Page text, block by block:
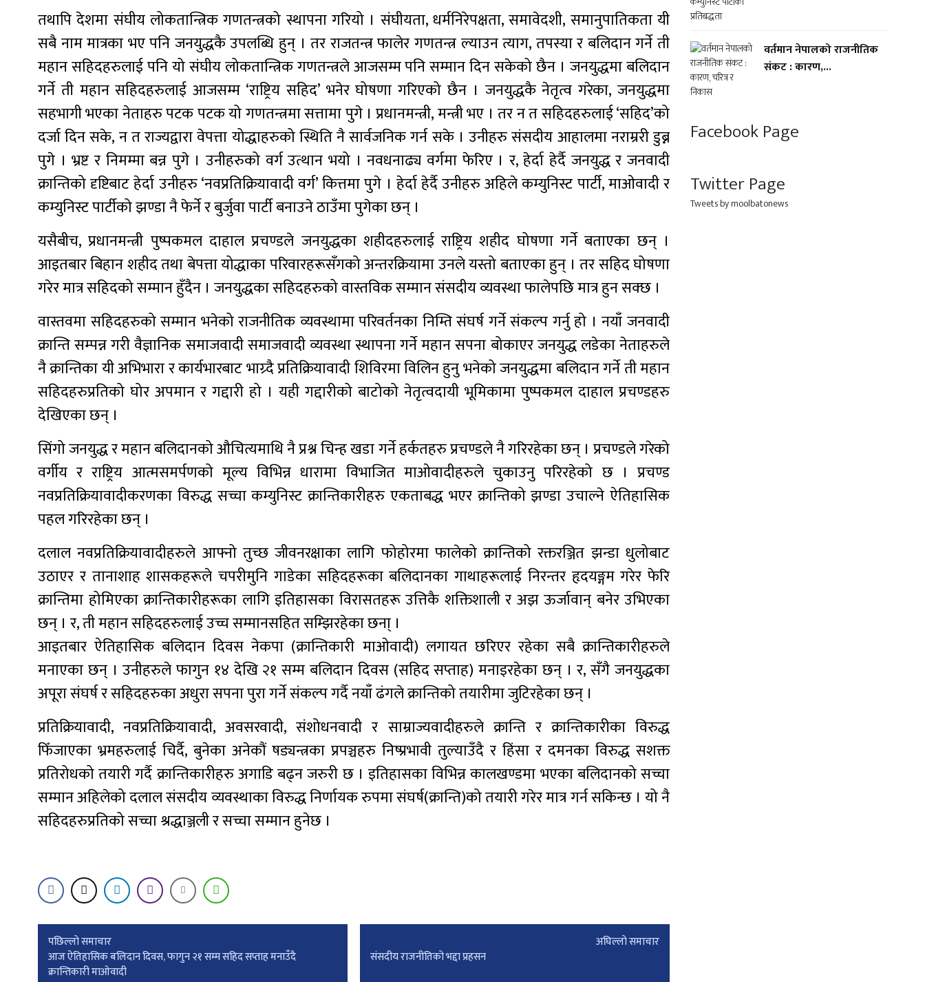
तथापि देशमा संघीय लोकतान्त्रिक गणतन्त्रको स्थापना गरियो । संघीयता, धर्मनिरेपक्षता, समावेदशी, समानुपातिकता यी
सबै नाम मात्रका भए पनि जनयुद्धकै उपलब्धि हुन् । तर राजतन्त्र फालेर गणतन्त्र ल्याउन त्याग, तपस्या र बलिदान गर्ने ती
महान सहिदहरुलाई पनि यो संघीय लोकतान्त्रिक गणतन्त्रले आजसम्म पनि सम्मान दिन सकेको छैन । जनयुद्धमा बलिदान
गर्ने ती महान सहिदहरुलाई आजसम्म ‘राष्ट्रिय सहिद’ भनेर घोषणा गरिएको छैन । जनयुद्धकै नेतृत्व गरेका, जनयुद्धमा
सहभागी भएका नेताहरु पटक पटक यो गणतन्त्रमा सत्तामा पुगे । प्रधानमन्त्री, मन्त्री भए । तर न त सहिदहरुलाई ‘सहिद’को
दर्जा दिन सके, न त राज्यद्वारा वेपत्ता योद्धाहरुको स्थिति नै सार्वजनिक गर्न सके । उनीहरु संसदीय आहालमा नराम्ररी डुब्न
पुगे । भ्रष्ट र निमम्मा बन्न पुगे । उनीहरुको वर्ग उत्थान भयो । नवधनाढ्य वर्गमा फेरिए । र, हेर्दा हेर्दै जनयुद्ध र जनवादी
क्रान्तिको दृष्टिबाट हेर्दा उनीहरु ‘नवप्रतिक्रियावादी वर्ग’ कित्तमा पुगे । हेर्दा हेर्दै उनीहरु अहिले कम्युनिस्ट पार्टी, माओवादी र
कम्युनिस्ट पार्टीको झण्डा नै फेर्ने र बुर्जुवा पार्टी बनाउने ठाउँमा पुगेका छन् ।
यसैबीच, प्रधानमन्त्री पुष्पकमल दाहाल प्रचण्डले जनयुद्धका शहीदहरुलाई राष्ट्रिय शहीद घोषणा गर्ने बताएका छन् ।
आइतबार बिहान शहीद तथा बेपत्ता योद्धाका परिवारहरूसँगको अन्तरक्रियामा उनले यस्तो बताएका हुन् । तर सहिद घोषणा
गरेर मात्र सहिदको सम्मान हुँदैन । जनयुद्धका सहिदहरुको वास्तविक सम्मान संसदीय व्यवस्था फालेपछि मात्र हुन सक्छ ।
वास्तवमा सहिदहरुको सम्मान भनेको राजनीतिक व्यवस्थामा परिवर्तनका निम्ति संघर्ष गर्ने संकल्प गर्नु हो । नयाँ जनवादी
क्रान्ति सम्पन्न गरी वैज्ञानिक समाजवादी समाजवादी व्यवस्था स्थापना गर्ने महान सपना बोकाएर जनयुद्ध लडेका नेताहरुले
नै क्रान्तिका यी अभिभारा र कार्यभारबाट भाग्र्दै प्रतिक्रियावादी शिविरमा विलिन हुनु भनेको जनयुद्धमा बलिदान गर्ने ती महान
सहिदहरुप्रतिको घोर अपमान र गद्दारी हो । यही गद्दारीको बाटोको नेतृत्वदायी भूमिकामा पुष्पकमल दाहाल प्रचण्डहरु
देखिएका छन् ।
सिंगो जनयुद्ध र महान बलिदानको औचित्यमाथि नै प्रश्न चिन्ह खडा गर्ने हर्कतहरु प्रचण्डले नै गरिरहेका छन् । प्रचण्डले गरेको
वर्गीय र राष्ट्रिय आत्मसमर्पणको मूल्य विभिन्न धारामा विभाजित माओवादीहरुले चुकाउनु परिरहेको छ । प्रचण्ड
नवप्रतिक्रियावादीकरणका विरुद्ध सच्चा कम्युनिस्ट क्रान्तिकारीहरु एकताबद्ध भएर क्रान्तिको झण्डा उचाल्ने ऐतिहासिक
पहल गरिरहेका छन् ।
दलाल नवप्रतिक्रियावादीहरुले आफ्नो तुच्छ जीवनरक्षाका लागि फोहोरमा फालेको क्रान्तिको रक्तरञ्जित झन्डा धुलोबाट
उठाएर र तानाशाह शासकहरूले चपरीमुनि गाडेका सहिदहरूका बलिदानका गाथाहरूलाई निरन्तर हृदयङ्गम गरेर फेरि
क्रान्तिमा होमिएका क्रान्तिकारीहरूका लागि इतिहासका विरासतहरू उत्तिकै शक्तिशाली र अझ ऊर्जावान् बनेर उभिएका
छन् । र, ती महान सहिदहरुलाई उच्च सम्मानसहित सम्झिरहेका छना् ।
आइतबार ऐतिहासिक बलिदान दिवस नेकपा (क्रान्तिकारी माओवादी) लगायत छरिएर रहेका सबै क्रान्तिकारीहरुले
मनाएका छन् । उनीहरुले फागुन १४ देखि २१ सम्म बलिदान दिवस (सहिद सप्ताह) मनाइरहेका छन् । र, सँगै जनयुद्धका
अपूरा संघर्ष र सहिदहरुका अधुरा सपना पुरा गर्ने संकल्प गर्दै नयाँ ढंगले क्रान्तिको तयारीमा जुटिरहेका छन् ।
प्रतिक्रियावादी, नवप्रतिक्रियावादी, अवसरवादी, संशोधनवादी र साम्राज्यवादीहरुले क्रान्ति र क्रान्तिकारीका विरुद्ध
फिँजाएका भ्रमहरुलाई चिर्दै, बुनेका अनेकौं षड्यन्त्रका प्रपञ्चहरु निष्प्रभावी तुल्याउँदै र हिंसा र दमनका विरुद्ध सशक्त
प्रतिरोधको तयारी गर्दै क्रान्तिकारीहरु अगाडि बढ्न जरुरी छ । इतिहासका विभिन्न कालखण्डमा भएका बलिदानको सच्चा
सम्मान अहिलेको दलाल संसदीय व्यवस्थाका विरुद्ध निर्णायक रुपमा संघर्ष(क्रान्ति)को तयारी गरेर मात्र गर्न सकिन्छ । यो नै
सहिदहरुप्रतिको सच्चा श्रद्धाञ्जली र सच्चा सम्मान हुनेछ ।
Post
पछिल्लाे समाचार
आज ऐतिहासिक बलिदान दिवस, फागुन २१ सम्म सहिद सप्ताह मनाउँदै
क्रान्तिकारी माओवादी
अघिल्लाे समाचार
संसदीय राजनीतिको भद्दा प्रहसन
वर्तमान नेपालको राजनीतिक
संकट : कारण,...
Facebook Page
Twitter Page
Tweets by moolbatonews